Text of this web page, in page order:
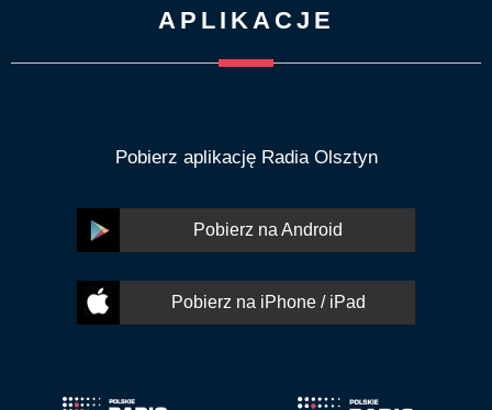
APLIKACJE
Pobierz aplikację Radia Olsztyn
Pobierz na Android
Pobierz na iPhone / iPad